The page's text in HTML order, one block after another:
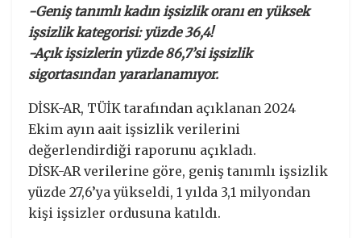
-Geniş tanımlı kadın işsizlik oranı en yüksek
işsizlik kategorisi: yüzde 36,4!
-Açık işsizlerin yüzde 86,7’si işsizlik
sigortasından yararlanamıyor.
DİSK-AR, TÜİK tarafından açıklanan 2024
Ekim ayın aait işsizlik verilerini
değerlendirdiği raporunu açıkladı.
DİSK-AR verilerine göre, geniş tanımlı işsizlik
yüzde 27,6’ya yükseldi, 1 yılda 3,1 milyondan
kişi işsizler ordusuna katıldı.